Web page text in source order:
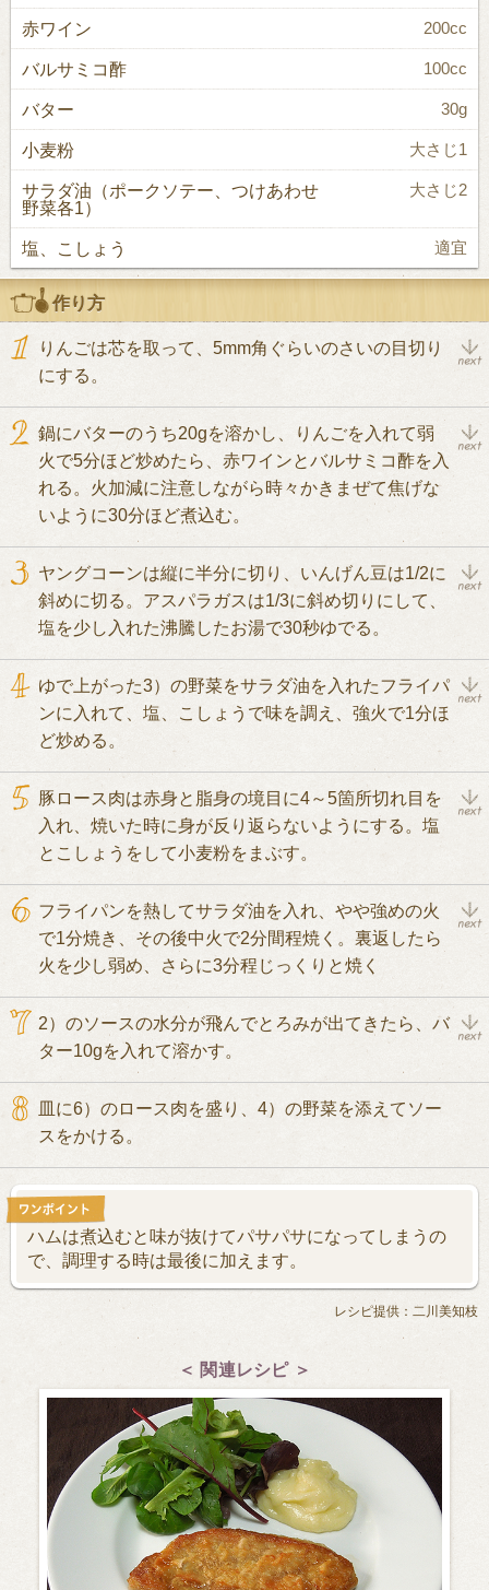
赤ワイン 200cc
バルサミコ酢 100cc
バター 30g
小麦粉 大さじ1
サラダ油（ポークソテー、つけあわせ
野菜各1）
大さじ2
塩、こしょう 適宜
作り方
りんごは芯を取って、5mm角ぐらいのさいの目切り
にする。
鍋にバターのうち20gを溶かし、りんごを入れて弱
火で5分ほど炒めたら、赤ワインとバルサミコ酢を入
れる。火加減に注意しながら時々かきまぜて焦げな
いように30分ほど煮込む。
ヤングコーンは縦に半分に切り、いんげん豆は1/2に
斜めに切る。アスパラガスは1/3に斜め切りにして、
塩を少し入れた沸騰したお湯で30秒ゆでる。
ゆで上がった3）の野菜をサラダ油を入れたフライパ
ンに入れて、塩、こしょうで味を調え、強火で1分ほ
ど炒める。
豚ロース肉は赤身と脂身の境目に4～5箇所切れ目を
入れ、焼いた時に身が反り返らないようにする。塩
とこしょうをして小麦粉をまぶす。
フライパンを熱してサラダ油を入れ、やや強めの火
で1分焼き、その後中火で2分間程焼く。裏返したら
火を少し弱め、さらに3分程じっくりと焼く
2）のソースの水分が飛んでとろみが出てきたら、バ
ター10gを入れて溶かす。
皿に6）のロース肉を盛り、4）の野菜を添えてソー
スをかける。
ハムは煮込むと味が抜けてパサパサになってしまうの
で、調理する時は最後に加えます。
レシピ提供：二川美知枝
＜ 関連レシピ ＞